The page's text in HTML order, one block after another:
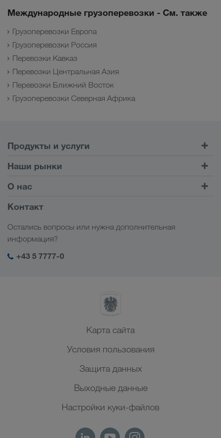
Международные грузоперевозки - См. также
Грузоперевозки Европа
Грузоперевозки Россия
Перевозки Кавказ
Перевозки Центральная Азия
Перевозки Ближний Восток
Грузоперевозки Северная Африка
Продукты и услуги
Автомобильные перевозки
Клиентский портал CONNECT
Цифровые решения
Мой вход в систему LKW WALTER
Наши рынки
Европа
Кавказ
Центральная Азия
Ближний Восток
Северная Африка
О нас
Информация о компании
Социальная ответственность
Контакт
Остались вопросы или нужна дополнительная
информация?
+43 5 7777-0
Карта сайта
Условия пользования
Защита данных
Выходные данные
Настройки куки-файлов